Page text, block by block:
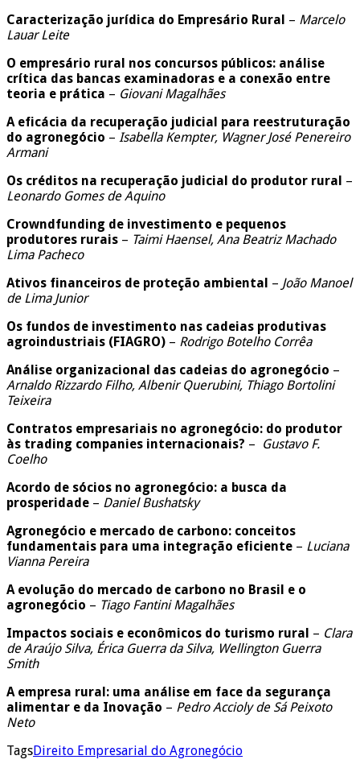
Caracterização jurídica do Empresário Rural – Marcelo
Lauar Leite
O empresário rural nos concursos públicos: análise
crítica das bancas examinadoras e a conexão entre
teoria e prática – Giovani Magalhães
A eficácia da recuperação judicial para reestruturação
do agronegócio – Isabella Kempter, Wagner José Penereiro
Armani
Os créditos na recuperação judicial do produtor rural –
Leonardo Gomes de Aquino
Crowndfunding de investimento e pequenos
produtores rurais – Taimi Haensel, Ana Beatriz Machado
Lima Pacheco
Ativos financeiros de proteção ambiental – João Manoel
de Lima Junior
Os fundos de investimento nas cadeias produtivas
agroindustriais (FIAGRO) – Rodrigo Botelho Corrêa
Análise organizacional das cadeias do agronegócio –
Arnaldo Rizzardo Filho, Albenir Querubini, Thiago Bortolini
Teixeira
Contratos empresariais no agronegócio: do produtor
às trading companies internacionais? – Gustavo F.
Coelho
Acordo de sócios no agronegócio: a busca da
prosperidade – Daniel Bushatsky
Agronegócio e mercado de carbono: conceitos
fundamentais para uma integração eficiente – Luciana
Vianna Pereira
A evolução do mercado de carbono no Brasil e o
agronegócio – Tiago Fantini Magalhães
Impactos sociais e econômicos do turismo rural – Clara
de Araújo Silva, Érica Guerra da Silva, Wellington Guerra
Smith
A empresa rural: uma análise em face da segurança
alimentar e da Inovação – Pedro Accioly de Sá Peixoto
Neto
TagsDireito Empresarial do Agronegócio